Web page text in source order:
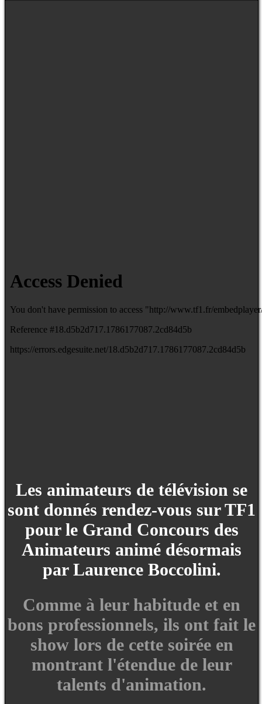
Les animateurs de télévision se
sont donnés rendez-vous sur TF1
pour le Grand Concours des
Animateurs animé désormais
par Laurence Boccolini.
Comme à leur habitude et en
bons professionnels, ils ont fait le
show lors de cette soirée en
montrant l'étendue de leur
talents d'animation.